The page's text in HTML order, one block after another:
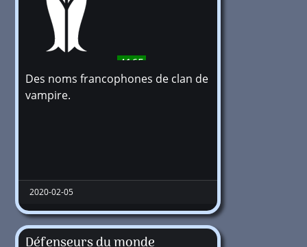
4165
Des noms francophones de clan de
vampire.
2020-02-05